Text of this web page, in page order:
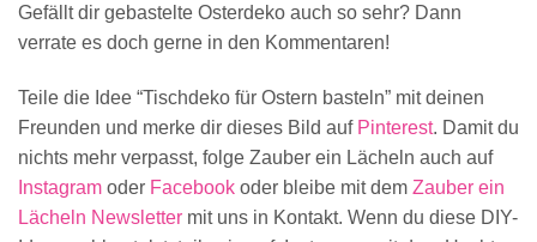
Gefällt dir gebastelte Osterdeko auch so sehr? Dann
verrate es doch gerne in den Kommentaren!
Teile die Idee “Tischdeko für Ostern basteln” mit deinen
Freunden und merke dir dieses Bild auf Pinterest. Damit du
nichts mehr verpasst, folge Zauber ein Lächeln auch auf
Instagram oder Facebook oder bleibe mit dem Zauber ein
Lächeln Newsletter mit uns in Kontakt. Wenn du diese DIY-